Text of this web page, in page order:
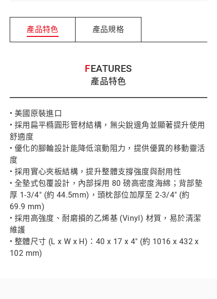
產品特色 產品規格
FEATURES
產品特色
• 美國原裝進口
• 採用扁平橢圓形管材結構，無尖銳邊角並顯著提升使用
舒適度
• 優化的腳輪設計能降低滾動阻力，提供優異的移動靈活
度
• 採用實心夾板結構，提升整體支撐強度與耐用性
• 全墊式包覆設計，內部採用 80 磅高密度海綿；背部墊
厚 1-3/4" (約 44.5mm)，頭枕部位加厚至 2-3/4" (約
69.9 mm)
• 採用高強度、耐磨損的乙烯基 (Vinyl) 材質，易於清潔
維護
• 整體尺寸 (L x W x H)：40 x 17 x 4" (約 1016 x 432 x
102 mm)